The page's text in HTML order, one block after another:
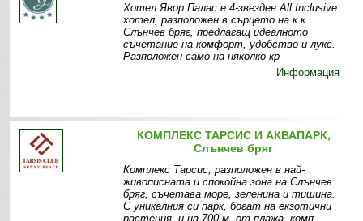
Хотел Явор Палас е 4-звезден All Inclusive
хотел, разположен в сърцето на к.к.
Слънчев бряг, предлагащ идеалното
съчетание на комфорт, удобство и лукс.
Разположен само на няколко кр
Информация
КОМПЛЕКС ТАРСИС И АКВАПАРК,
Слънчев бряг
Комплекс Тарсис, разположен в най-
живописната и спокойна зона на Слънчев
бряг, съчетава море, зеленина и тишина.
С уникалния си парк, богат на екзотични
растения, и на 700 м. от плажа, комп